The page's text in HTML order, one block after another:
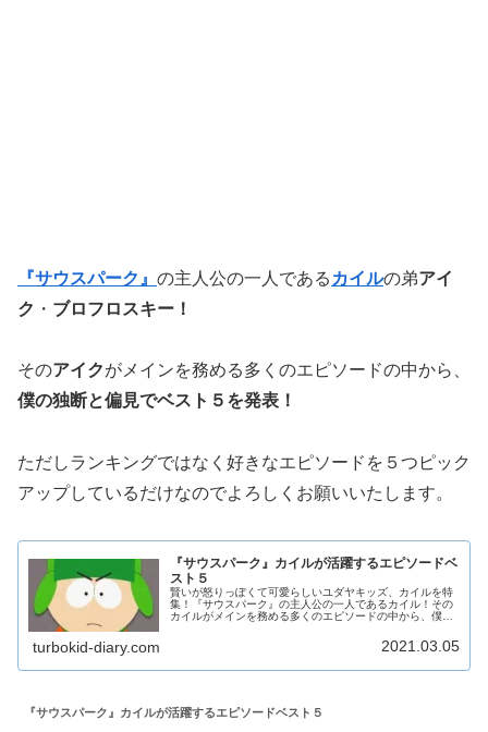
『サウスパーク』 の主人公の一人である カイルの弟アイ
ク ・ ブロフロスキー！
そのアイクがメインを務める多くのエピソードの中から、
僕の独断と偏見でベスト５を発表！
ただしランキングではなく好きなエピソードを５つピック
アップしているだけなのでよろしくお願いいたします。
『サウスパーク』カイルが活躍するエピソードベ
スト５
賢いが怒りっぽくて可愛らしいユダヤキッズ、カイルを特
集！『サウスパーク』の主人公の一人であるカイル！その
カイルがメインを務める多くのエピソードの中から、僕の
turbokid-diary.com 2021.03.05
『サウスパーク』カイルが活躍するエピソードベスト５